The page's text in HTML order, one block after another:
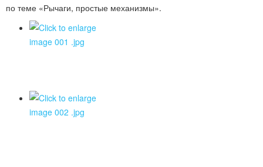
по теме «Рычаги, простые механизмы».